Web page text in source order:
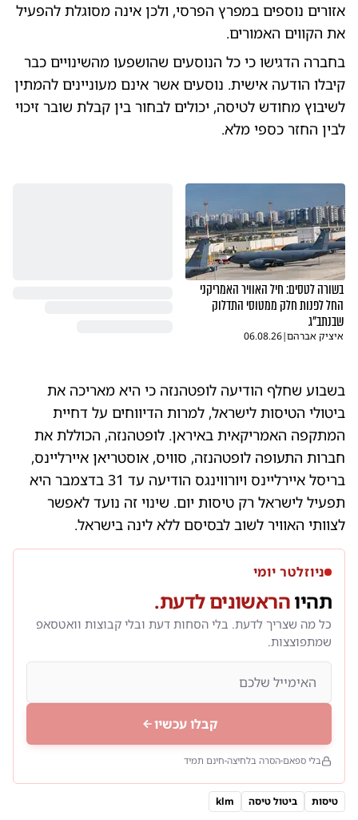
אזורים נוספים במפרץ הפרסי, ולכן אינה מסוגלת להפעיל
את הקווים האמורים.
בחברה הדגישו כי כל הנוסעים שהושפעו מהשינויים כבר
קיבלו הודעה אישית. נוסעים אשר אינם מעוניינים להמתין
לשיבוץ מחודש לטיסה, יכולים לבחור בין קבלת שובר זיכוי
לבין החזר כספי מלא.
בשורה לטסים: חיל האוויר האמריקני
החל לפנות חלק ממטוסי התדלוק
שבנתב"ג
איציק אברהם|
06.08.26
בשבוע שחלף הודיעה לופטהנזה כי היא מאריכה את
ביטולי הטיסות לישראל, למרות הדיווחים על דחיית
המתקפה האמריקאית באיראן. לופטהנזה, הכוללת את
חברות התעופה לופטהנזה, סוויס, אוסטריאן איירליינס,
בריסל איירליינס ויורווינגס הודיעה עד 31 בדצמבר היא
תפעיל לישראל רק טיסות יום. שינוי זה נועד לאפשר
לצוותי האוויר לשוב לבסיסם ללא לינה בישראל.
ניוזלטר יומי
תהיוהראשונים לדעת.
כל מה שצריך לדעת. בלי הסחות דעת ובלי קבוצות וואטסאפ
שמתפוצצות.
קבלו עכשיו
בלי ספאם הסרה בלחיצה חינם תמיד
טיסות ביטול טיסה klm